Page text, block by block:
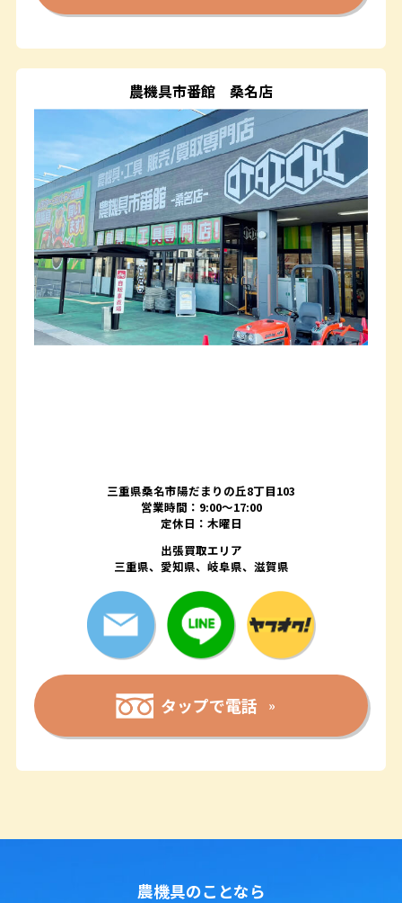
農機具市番館 桑名店
三重県桑名市陽だまりの丘8丁目103
営業時間：9:00〜17:00
定休日：木曜日
出張買取エリア
三重県、愛知県、岐阜県、滋賀県
タップで電話
農機具のことなら